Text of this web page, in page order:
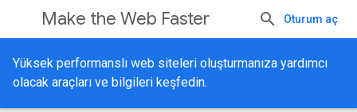
Make the Web Faster Oturum aç
Yüksek performanslı web siteleri oluşturmanıza yardımcı
olacak araçları ve bilgileri keşfedin.